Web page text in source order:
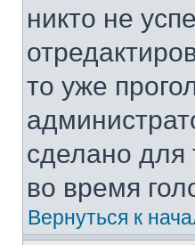
никто не
то уже
сделано для
во время
Вернуться к